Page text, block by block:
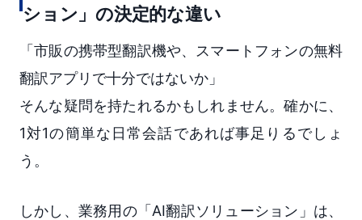
ション」の決定的な違い
「市販の携帯型翻訳機や、スマートフォンの無料
翻訳アプリで十分ではないか」
そんな疑問を持たれるかもしれません。確かに、
1対1の簡単な日常会話であれば事足りるでしょ
う。
しかし、業務用の「AI翻訳ソリューション」は、